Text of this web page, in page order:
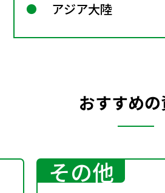
アジア大陸
おすすめ
その他